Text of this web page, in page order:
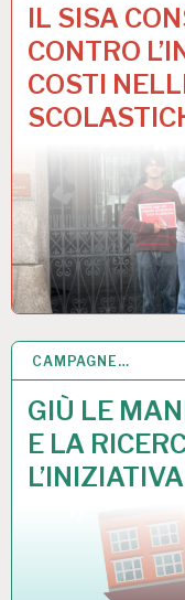
IL SISA
CONTRO
COSTI
CAMPAGNE…
GIÙ LE
E LA
27 SET 2025